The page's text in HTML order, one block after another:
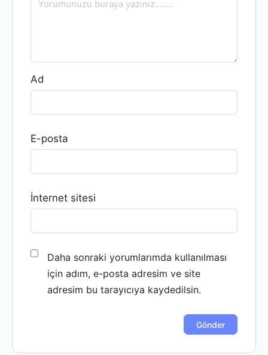
Ad
E-posta
İnternet sitesi
Daha sonraki yorumlarımda kullanılması
için adım, e-posta adresim ve site
adresim bu tarayıcıya kaydedilsin.